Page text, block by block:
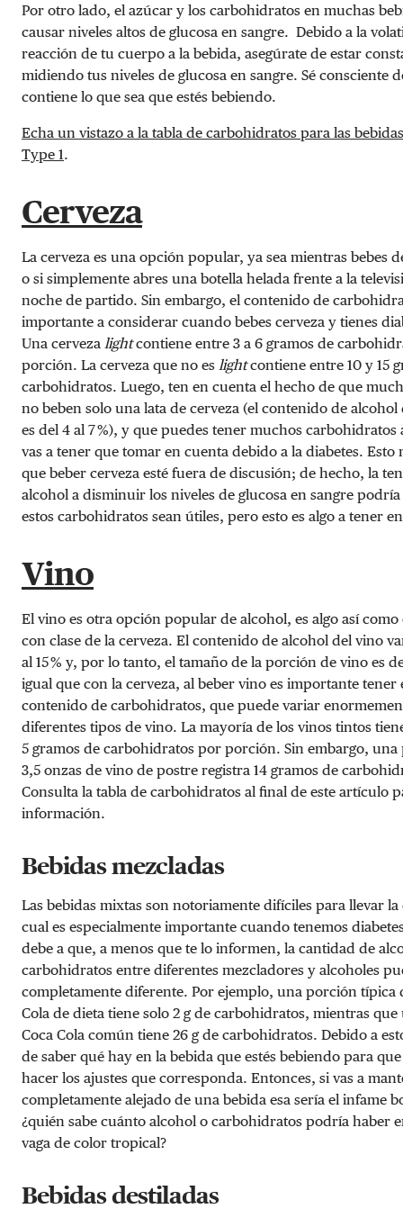
Por otro lado, el azúcar y los carbohidratos en muchas
causar niveles altos de glucosa en sangre. Debido a la
reacción de tu cuerpo a la bebida, asegúrate de estar
midiendo tus niveles de glucosa en sangre. Sé consciente
contiene lo que sea que estés bebiendo.
Echa un vistazo a la tabla de carbohidratos para las
Type 1.
Cerveza
La cerveza es una opción popular, ya sea mientras bebes
o si simplemente abres una botella helada frente a la
noche de partido. Sin embargo, el contenido de
importante a considerar cuando bebes cerveza y tienes
Una cerveza lightcontiene entre 3 a 6 gramos de
porción. La cerveza que no es lightcontiene entre 10 y 15
carbohidratos. Luego, ten en cuenta el hecho de que
no beben solo una lata de cerveza (el contenido de alcohol
es del 4 al 7 %), y que puedes tener muchos carbohidratos
vas a tener que tomar en cuenta debido a la diabetes. Esto
que beber cerveza esté fuera de discusión; de hecho, la
alcohol a disminuir los niveles de glucosa en sangre
estos carbohidratos sean útiles, pero esto es algo a tener
Vino
El vino es otra opción popular de alcohol, es algo así
con clase de la cerveza. El contenido de alcohol del vino
al 15 % y, por lo tanto, el tamaño de la porción de vino es
igual que con la cerveza, al beber vino es importante tener
contenido de carbohidratos, que puede variar
diferentes tipos de vino. La mayoría de los vinos tintos
5 gramos de carbohidratos por porción. Sin embargo,
3,5 onzas de vino de postre registra 14 gramos de
Consulta la tabla de carbohidratos al final de este artículo
información.
Bebidas mezcladas
Las bebidas mixtas son notoriamente difíciles para llevar
cual es especialmente importante cuando tenemos
debe a que, a menos que te lo informen, la cantidad de
carbohidratos entre diferentes mezcladores y alcoholes
completamente diferente. Por ejemplo, una porción típica
Cola de dieta tiene solo 2 g de carbohidratos, mientras
Coca Cola común tiene 26 g de carbohidratos. Debido a
de saber qué hay en la bebida que estés bebiendo para
hacer los ajustes que corresponda. Entonces, si vas a
completamente alejado de una bebida esa sería el infame
¿quién sabe cuánto alcohol o carbohidratos podría haber
vaga de color tropical?
Bebidas destiladas